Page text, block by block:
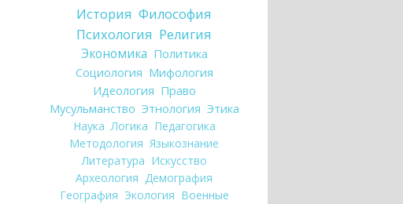
История Философия
Психология Религия
Экономика Политика
Социология Мифология
Идеология Право
Мусульманство Этнология Этика
Наука Логика Педагогика
Методология Языкознание
Литература Искусство
Археология Демография
География Экология Военные